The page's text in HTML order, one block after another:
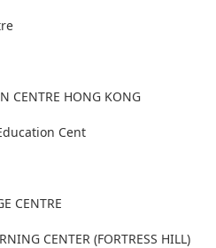
CENTRE HONG KONG
Cent
CENTRE
CENTER (FORTRESS HILL)